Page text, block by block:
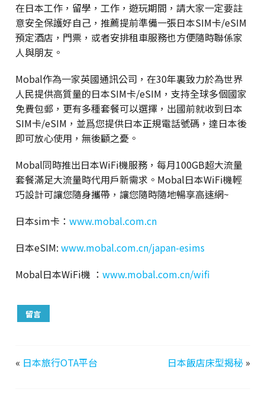
在日本工作，留學，工作，遊玩期間，請大家一定要註
意安全保護好自己，推薦提前準備一張日本SIM卡/eSIM
預定酒店，門票，或者安排租車服務也方便隨時聯係家
人與朋友。
Mobal作為一家英國通訊公司，在30年裏致力於為世界
人民提供高質量的日本SIM卡/eSIM，支持全球多個國家
免費包郵，更有多種套餐可以選擇，出國前就收到日本
SIM卡/eSIM，並爲您提供日本正規電話號碼，達日本後
即可放心使用，無後顧之憂。
Mobal同時推出日本WiFi機服務，每月100GB超大流量
套餐滿足大流量時代用戶新需求。Mobal日本WiFi機輕
巧設計可讓您隨身攜帶，讓您隨時隨地暢享高速網~
日本sim卡： www.mobal.com.cn
日本eSIM: www.mobal.com.cn/japan-esims
Mobal日本WiFi機 ： www.mobal.com.cn/wifi
留言
« 日本旅行OTA平台 日本飯店床型揭秘»